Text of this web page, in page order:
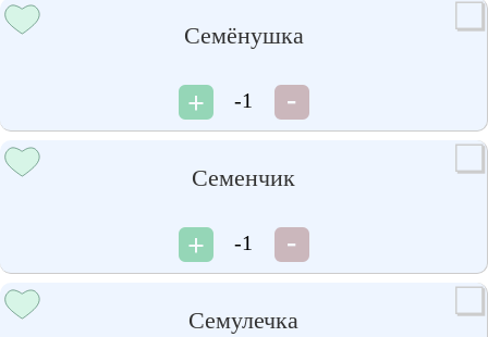
Семёнушка
-1
Семенчик
-1
Семулечка